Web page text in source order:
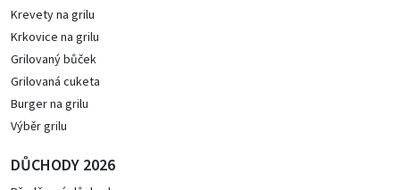
Krevety na grilu
Krkovice na grilu
Grilovaný bůček
Grilovaná cuketa
Burger na grilu
Výběr grilu
DŮCHODY 2026